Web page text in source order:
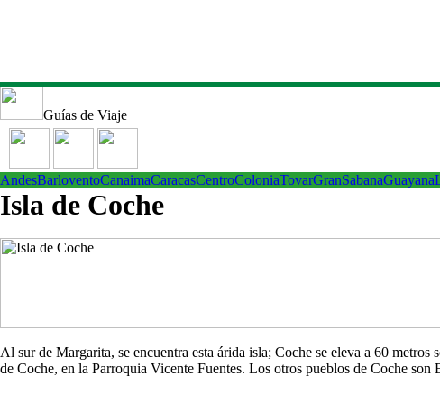
Guías de Viaje
AndesBarloventoCanaimaCaracasCentroColoniaTovarGranSabanaGuayana
Isla de Coche
Al sur de Margarita, se encuentra esta árida isla; Coche se eleva a 60
de Coche, en la Parroquia Vicente Fuentes. Los otros pueblos de Coche